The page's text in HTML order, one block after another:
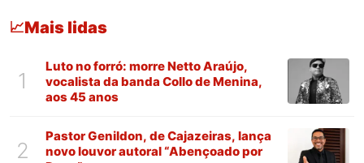
📈Mais lidas
1
Luto no forró: morre Netto Araújo,
vocalista da banda Collo de Menina,
aos 45 anos
2
Pastor Genildon, de Cajazeiras, lança
novo louvor autoral “Abençoado por